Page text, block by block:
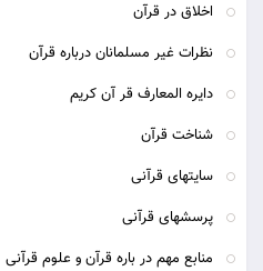
اخلاق در قرآن
نظرات غير مسلمانان درباره قرآن
دایره المعارف قر آن کریم
شناخت قرآن
سایتهای قرآنی
پرسشهای قرآنی
منابع مهم در باره قرآن و علوم قرآنی